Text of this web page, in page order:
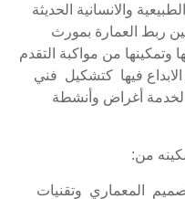
والانسانية الحديثة
ربط العمارة بمورث
وتمكينها من مواكبة التقدم
فيها كتشكيل فني
لخدمة أغراض وأنشطة
من:
المعماري وتقنيات